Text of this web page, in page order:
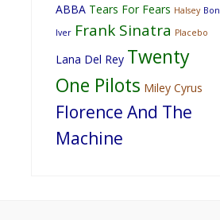
ABBA Tears For Fears Halsey Bon
Iver Frank Sinatra Placebo
Lana Del Rey Twenty
One Pilots Miley Cyrus
Florence And The
Machine